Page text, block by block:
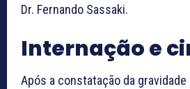
Dr. Fernando Sassaki.
Internação e
Após a constatação da